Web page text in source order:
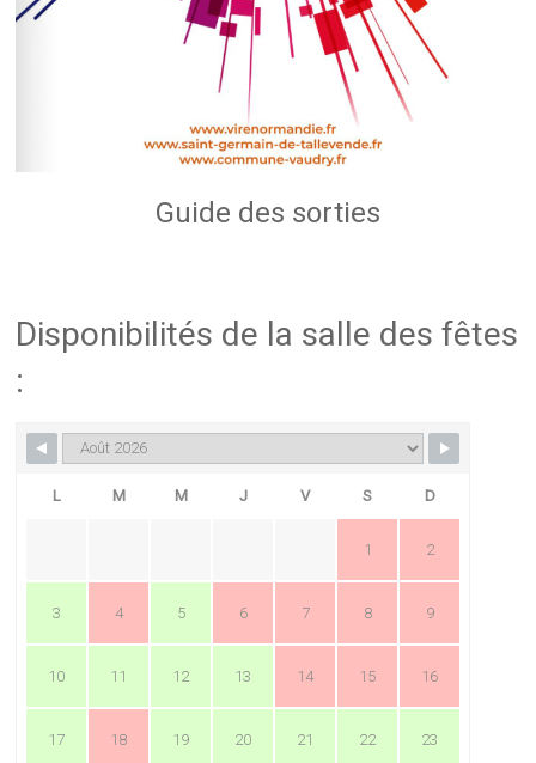
Guide des sorties
Disponibilités de la salle des fêtes
:
L M M J V S D
1 2
3 4 5 6 7 8 9
10 11 12 13 14 15 16
17 18 19 20 21 22 23